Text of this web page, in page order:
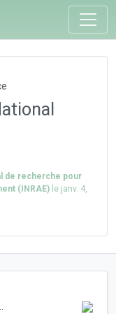
de recherche pour
(INRAE) le janv. 4,